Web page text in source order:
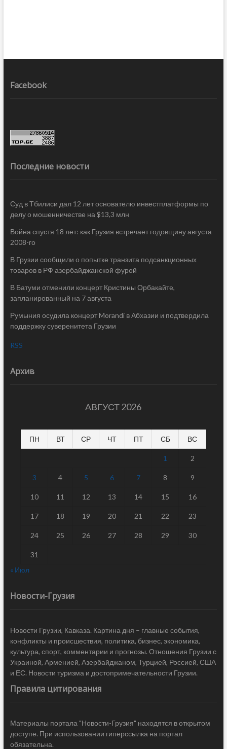
Facebook
Последние новости
Суд в Тбилиси дал 12 лет основателю инвестплатформы по
делу о мошенничестве на $13,3 млн
Война спустя 18 лет: как Грузия встречает годовщину августа
2008-го
В Грузии сообщили о попытке транзита подсанкционных
товаров в РФ азербайджанской фурой
В Батуми отменили концерт Кристины Орбакайте,
запланированный на 7 августа
Румыния осудила концерт Morandi в Абхазии и подтвердила
поддержку суверенитета Грузии
RSS
Архив
АВГУСТ 2026
ПН ВТ СР ЧТ ПТ СБ ВС
1 2
3 4 5 6 7 8 9
10 11 12 13 14 15 16
17 18 19 20 21 22 23
24 25 26 27 28 29 30
31
« Июл
Новости-Грузия
Новости Грузии, Кавказа. Картина дня – главные события,
конфликты и происшествия, политика, бизнес, экономика,
культура, спорт, комментарии и прогнозы. Отношения Грузии с
Украиной, Арменией, Азербайджаном, Турцией, Россией, США
и ЕС. Новости туризма и достопримечательности Грузии.
Правила цитирования
Материалы портала "Новости-Грузия" находятся в открытом
доступе. При использовании гиперссылка на портал
обязательна.